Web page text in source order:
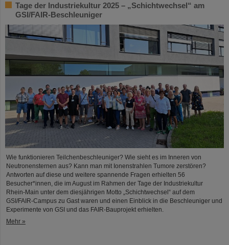
Tage der Industriekultur 2025 – „Schichtwechsel“ am
GSI/FAIR-Beschleuniger
Wie funktionieren Teilchenbeschleuniger? Wie sieht es im Inneren von
Neutronensternen aus? Kann man mit Ionenstrahlen Tumore zerstören?
Antworten auf diese und weitere spannende Fragen erhielten 56
Besucher*innen, die im August im Rahmen der Tage der Industriekultur
Rhein-Main unter dem diesjährigen Motto „Schichtwechsel“ auf dem
GSI/FAIR-Campus zu Gast waren und einen Einblick in die Beschleuniger und
Experimente von GSI und das FAIR-Bauprojekt erhielten.
Mehr »